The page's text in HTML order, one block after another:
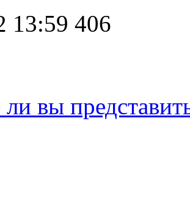
13:59 406
вы